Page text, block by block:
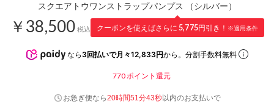
スクエアトウワンストラップパンプス （シルバー）
￥38,500 税込 クーポンを使えばさらに 5,775円引き！ ※適用条件
なら 3回払いで月々12,833円から。分割手数料無料
770 ポイント還元
お急ぎ便なら20時間51分42秒以内のお支払いで